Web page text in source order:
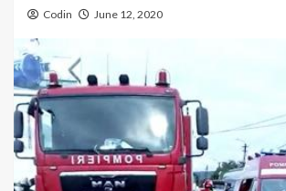
Codin June 12, 2020